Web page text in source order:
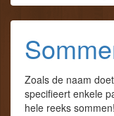
Zoals de naam
specifieert enkele
hele reeks sommen!